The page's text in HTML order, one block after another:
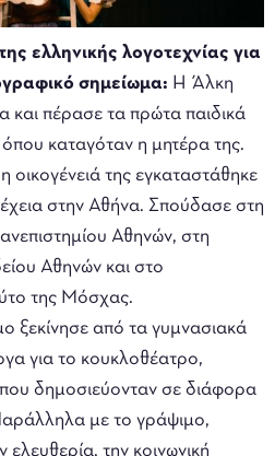
ελληνικής λογοτεχνίας για
σημείωμα: Η Άλκη
και πέρασε τα πρώτα παιδικά
καταγόταν η μητέρα της.
οικογένειά της εγκαταστάθηκε
στην Αθήνα. Σπούδασε στη
Αθηνών, στη
Αθηνών και στο
της Μόσχας.
ξεκίνησε από τα γυμνασιακά
για το κουκλοθέατρο,
δημοσιεύονταν σε διάφορα
με το γράψιμο,
ελευθερία, την κοινωνική